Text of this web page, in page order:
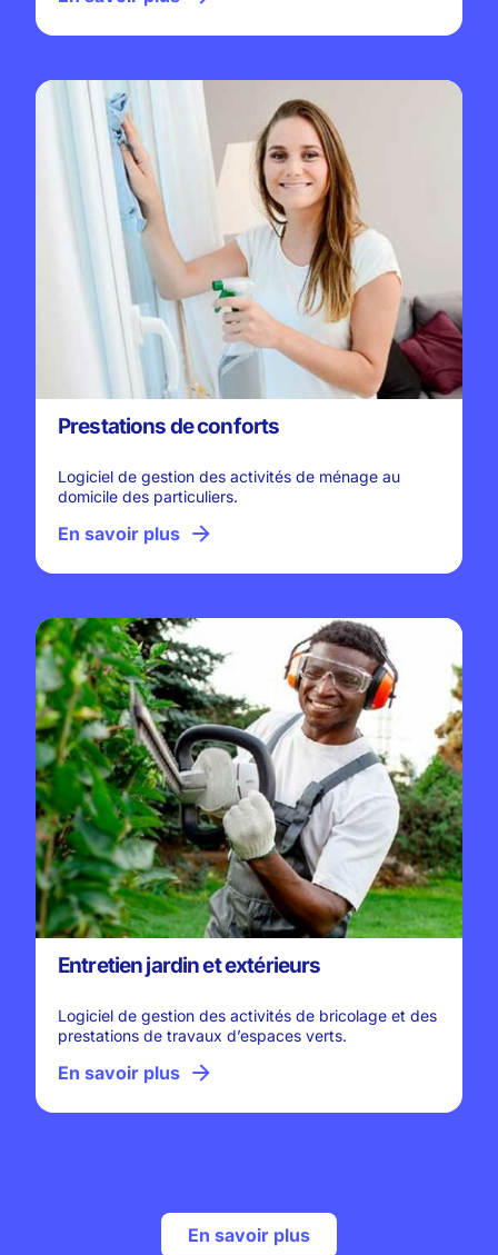
Prestations de conforts
Logiciel de gestion des activités de ménage au
domicile des particuliers.
En savoir plus
Entretien jardin et extérieurs
Logiciel de gestion des activités de bricolage et des
prestations de travaux d’espaces verts.
En savoir plus
En savoir plus